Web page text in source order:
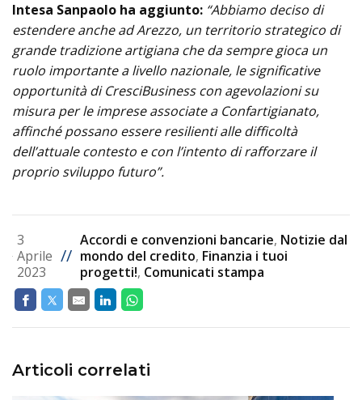
Intesa Sanpaolo ha aggiunto: “Abbiamo deciso di
estendere anche ad Arezzo, un territorio strategico di
grande tradizione artigiana che da sempre gioca un
ruolo importante a livello nazionale, le significative
opportunità di CresciBusiness con agevolazioni su
misura per le imprese associate a Confartigianato,
affinché possano essere resilienti alle difficoltà
dell’attuale contesto e con l’intento di rafforzare il
proprio sviluppo futuro”.
3
Aprile
2023
//
Accordi e convenzioni bancarie, Notizie dal
mondo del credito, Finanzia i tuoi
progetti!, Comunicati stampa
Articoli correlati